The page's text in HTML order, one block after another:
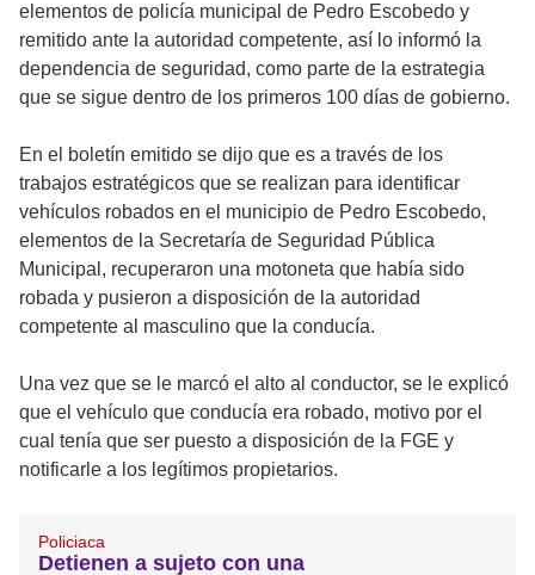
elementos de policía municipal de Pedro Escobedo y
remitido ante la autoridad competente, así lo informó la
dependencia de seguridad, como parte de la estrategia
que se sigue dentro de los primeros 100 días de gobierno.
En el boletín emitido se dijo que es a través de los
trabajos estratégicos que se realizan para identificar
vehículos robados en el municipio de Pedro Escobedo,
elementos de la Secretaría de Seguridad Pública
Municipal, recuperaron una motoneta que había sido
robada y pusieron a disposición de la autoridad
competente al masculino que la conducía.
Una vez que se le marcó el alto al conductor, se le explicó
que el vehículo que conducía era robado, motivo por el
cual tenía que ser puesto a disposición de la FGE y
notificarle a los legítimos propietarios.
Policiaca
Detienen a sujeto con una